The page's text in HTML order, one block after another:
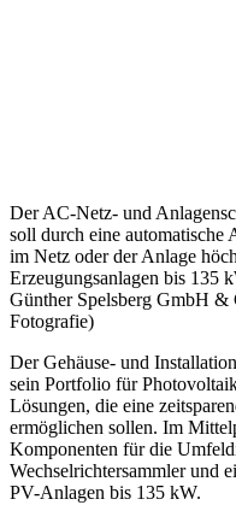
Der AC-Netz- und
soll durch eine automatische
im Netz oder der Anlage
Erzeugungsanlagen bis 135
Günther Spelsberg GmbH
Fotografie)
Der Gehäuse- und
sein Portfolio für
Lösungen, die eine
ermöglichen sollen. Im
Komponenten für die
Wechselrichtersammler und
PV-Anlagen bis 135 kW.